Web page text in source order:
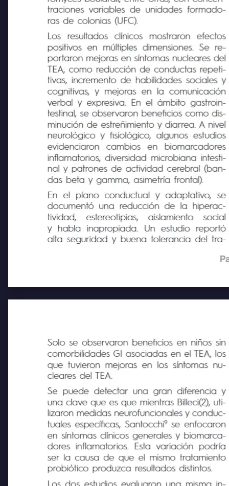
romyces boulardii, entre otras, con concen-
traciones variables de unidades formado-
ras de colonias (UFC).
Los resultados clínicos mostraron
efectos
positivos en múltiples dimensiones. Se re-
portaron mejoras en síntomas nucleares del
TEA, como reducción de conductas repeti-
tivas, incremento de habilidades sociales y
cognitivas, y mejoras en la comunicación
verbal y expresiva. En el ámbito gastroin-
testinal, se observaron beneficios como dis-
minución de estreñimiento y diarrea. A nivel
neurológico y fisiológico, algunos estudios
evidenciaron
cambios en
biomarcadores
inflamatorios, diversidad microbiana intesti-
nal y patrones de actividad cerebral (ban-
das beta y gamma, asimetría frontal).
En el plano conductual y adaptativo,
se
documentó una reducción de la hiperac-
tividad,
estereotipias, aislamiento
social
y habla inapropiada. Un estudio reportó
alta seguridad y buena tolerancia del tra-
Solo se observaron beneficios en niños sin
comorbilidades GI asociadas en el TEA, los
que tuvieron mejoras en los síntomas nu-
Se puede detectar una gran diferencia y
una clave que es que mientras Billeci(2), uti-
lizaron medidas neurofuncionales y conduc-
tuales específicas, Santocchi
9
se enfocaron
en síntomas clínicos generales y biomarca-
dores inflamatorios. Esta variación podría
ser la causa de que el mismo tratamiento
probiótico produzca resultados distintos.